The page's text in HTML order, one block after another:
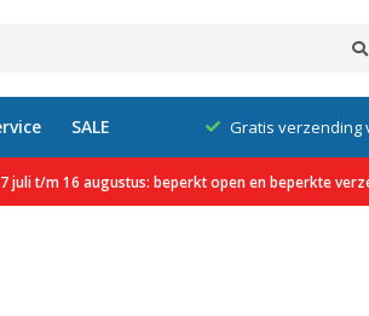
SALE Gratis verzending
juli t/m 16 augustus: beperkt open en beperkte